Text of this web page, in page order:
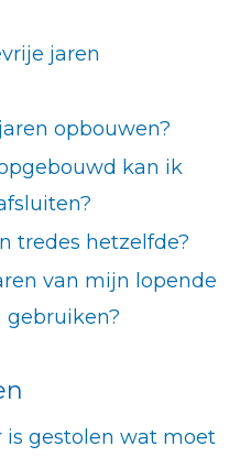
jaren
opbouwen?
kan ik
tredes hetzelfde?
van mijn lopende
gestolen wat moet